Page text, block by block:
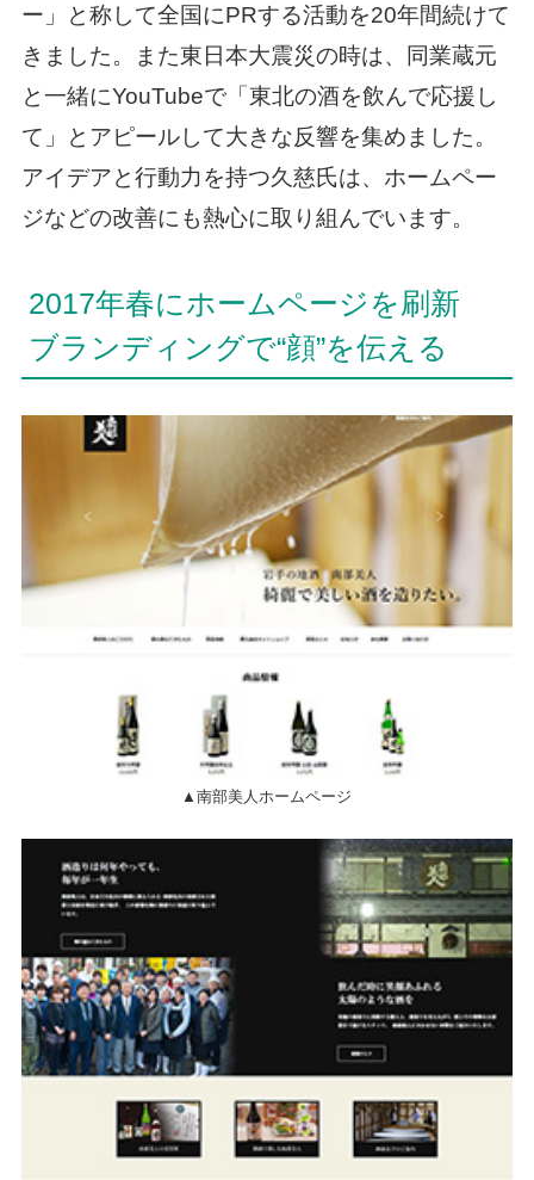
ー」と称して全国にPRする活動を20年間続けて
きました。また東日本大震災の時は、同業蔵元
と一緒にYouTubeで「東北の酒を飲んで応援し
て」とアピールして大きな反響を集めました。
アイデアと行動力を持つ久慈氏は、ホームペー
ジなどの改善にも熱心に取り組んでいます。
2017年春にホームページを刷新
ブランディングで“顔”を伝える
▲南部美人ホームページ